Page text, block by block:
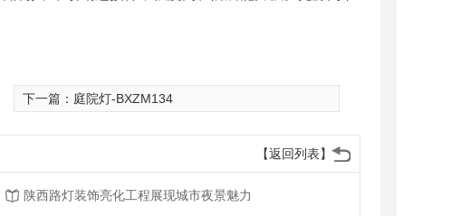
下一篇： 庭院灯-BXZM134
【返回列表】
陕西路灯装饰亮化工程展现城市夜景魅力